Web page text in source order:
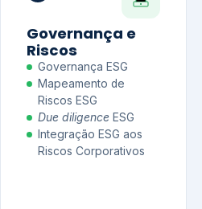
Governança e
Riscos
Governança ESG
Mapeamento de
Riscos ESG
Due diligence ESG
Integração ESG aos
Riscos Corporativos